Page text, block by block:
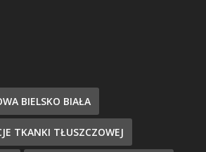
BIELSKO BIAŁA
TKANKI TŁUSZCZOWEJ